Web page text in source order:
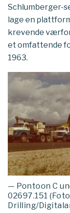
Schlumberger-
lage en
krevende
et omfattende
1963.
— Pontoon C
02697.151
Drilling/